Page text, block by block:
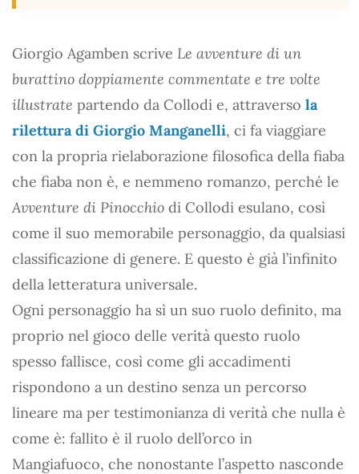
Giorgio Agamben scrive Le avventure di un
burattino doppiamente commentate e tre volte
illustrate partendo da Collodi e, attraverso la
rilettura di Giorgio Manganelli, ci fa viaggiare
con la propria rielaborazione filosofica della fiaba
che fiaba non è, e nemmeno romanzo, perché le
Avventure di Pinocchio di Collodi esulano, così
come il suo memorabile personaggio, da qualsiasi
classificazione di genere. E questo è già l’infinito
della letteratura universale.
Ogni personaggio ha sì un suo ruolo definito, ma
proprio nel gioco delle verità questo ruolo
spesso fallisce, così come gli accadimenti
rispondono a un destino senza un percorso
lineare ma per testimonianza di verità che nulla è
come è: fallito è il ruolo dell’orco in
Mangiafuoco, che nonostante l’aspetto nasconde